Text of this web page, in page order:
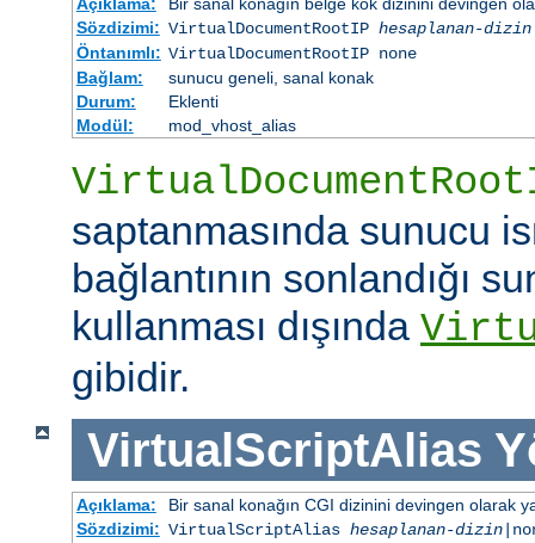
Sözdizimi: VirtualDocumentRootIP hesaplanan-dizin
Öntanımlı: VirtualDocumentRootIP none
Bağlam:
sunucu geneli, sanal konak
Durum:
Eklenti
Modül:
mod_vhost_alias
saptanmasında sunucu
bağlantının sonlandığı
kullanması dışında
gibidir.
VirtualScriptAlias
Açıklama:
Bir sanal konağın CGI dizinini devingen olarak
Sözdizimi: VirtualScriptAlias hesaplanan-dizin